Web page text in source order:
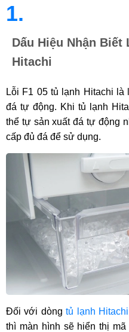
1.
Dấu Hiệu Nhận Biết
Hitachi
Lỗi F1 05 tủ lạnh Hitachi
đá tự động. Khi tủ lạnh
thể tự sản xuất đá tự động
cấp đủ đá để sử dụng.
Đối với dòngtủ lạnh Hitachi
thì màn hình sẽ hiển thị